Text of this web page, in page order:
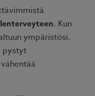
. Kun
ympäristösi.
pystyt